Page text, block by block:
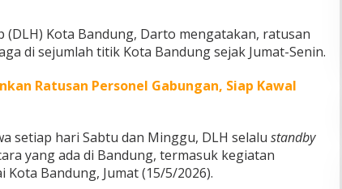
(DLH) Kota Bandung, Darto mengatakan, ratusan
di sejumlah titik Kota Bandung sejak Jumat-Senin.
Ratusan Personel Gabungan, Siap Kawal
setiap hari Sabtu dan Minggu, DLH selalu standby
yang ada di Bandung, termasuk kegiatan
Bandung, Jumat (15/5/2026).